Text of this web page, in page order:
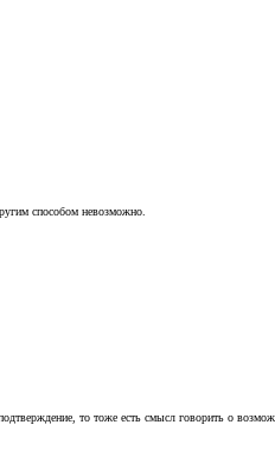
способом невозможно.
то тоже есть смысл говорить о